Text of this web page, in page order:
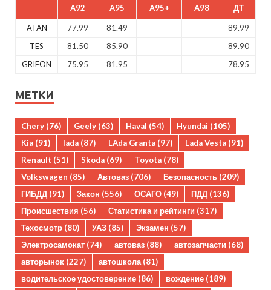
A92 A95 A95+ A98 ДТ
ATAN 77.99 81.49
89.99
TES
81.50 85.90
89.90
GRIFON
75.95 81.95 78.95
МЕТКИ
Chery (76) Geely (63) Haval (54) Hyundai (105)
Kia (91) lada (87) LAda Granta (97) Lada Vesta (91)
Renault (51) Skoda (69) Toyota (78)
Volkswagen (85) Автоваз (706) Безопасность (209)
ГИБДД (91) Закон (556) ОСАГО (49) ПДД (136)
Происшествия (56) Статистика и рейтинги (317)
Техосмотр (80) УАЗ (85) Экзамен (57)
Электросамокат (74) автоваз (88) автозапчасти (68)
авторынок (227) автошкола(81)
водительское удостоверение (86) вождение (189)